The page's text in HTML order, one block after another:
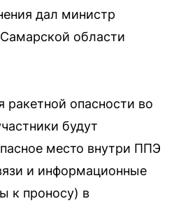
дал министр
области
ракетной опасности во
будут
место внутри ППЭ
и информационные
к проносу) в